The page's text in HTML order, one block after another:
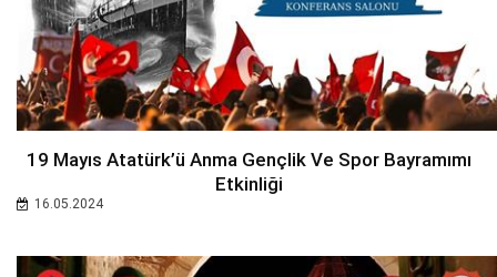
19 Mayıs Atatürk’ü Anma Gençlik Ve Spor Bayramımı
Etkinliği
16.05.2024